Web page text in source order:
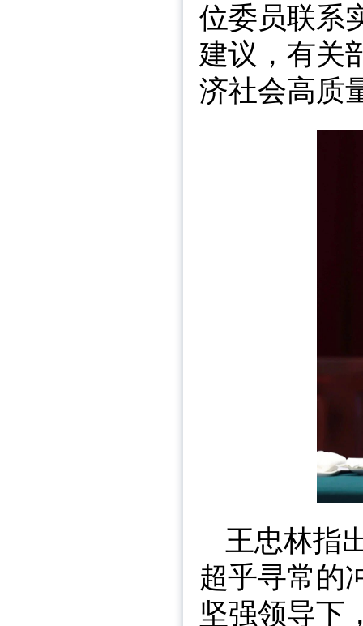
位委员联系
建议，有关
济社会高质
王忠林指
超乎寻常的
坚强领导下